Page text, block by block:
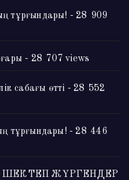
тұрғындары! - 28 909
- 28 707 views
сабағы өтті - 28 552
тұрғындары!- 28 446
ШЕКТЕП ЖҮРГЕНДЕР